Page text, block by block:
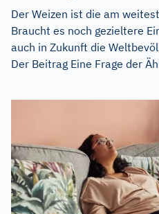
Der Weizen ist die am
Braucht es noch gezieltere
auch in Zukunft die
Der Beitrag Eine Frage der